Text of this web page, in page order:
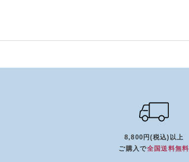
8,800円(税込)以上
ご購入で全国送料無料